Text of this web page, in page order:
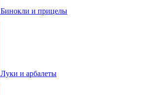
Бинокли и прицелы
Луки и арбалеты